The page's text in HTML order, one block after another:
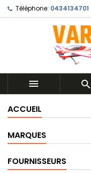
Téléphone: 0434134701
 
ACCUEIL
MARQUES
FOURNISSEURS